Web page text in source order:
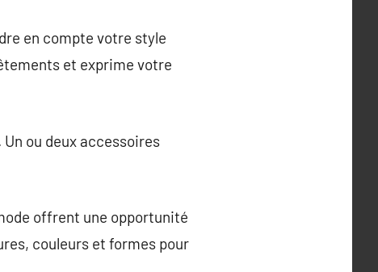
en compte votre style
et exprime votre
ou deux accessoires
offrent une opportunité
couleurs et formes pour